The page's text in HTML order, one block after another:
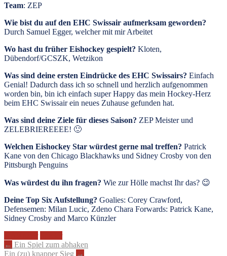
Team: ZEP
Wie bist du auf den EHC Swissair aufmerksam geworden?
Durch Samuel Egger, welcher mit mir Arbeitet
Wo hast du früher Eishockey gespielt? Kloten,
Dübendorf/GCSZK, Wetzikon
Was sind deine ersten Eindrücke des EHC Swissairs? Einfach
Genial! Dadurch dass ich so schnell und herzlich aufgenommen
worden bin, bin ich einfach super Happy das mein Hockey-Herz
beim EHC Swissair ein neues Zuhause gefunden hat.
Was sind deine Ziele für dieses Saison? ZEP Meister und
ZELEBRIEREEEE! 🙂
Welchen Eishockey Star würdest gerne mal treffen? Patrick
Kane von den Chicago Blackhawks und Sidney Crosby von den
Pittsburgh Penguins
Was würdest du ihn fragen? Wie zur Hölle machst Ihr das? 😉
Deine Top Six Aufstellung? Goalies: Corey Crawford,
Defensemen: Milan Lucic, Zdeno Chara Forwards: Patrick Kane,
Sidney Crosby and Marco Künzler
Artikel-
← Ein Spiel zum abhaken
Ein (zu) knapper Sieg →